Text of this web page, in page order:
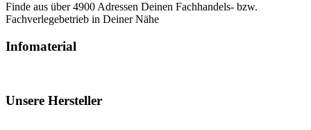
Finde aus über 4900 Adressen Deinen Fachhandels- bzw.
Fachverlegebetrieb in Deiner Nähe
Infomaterial
Unsere Hersteller